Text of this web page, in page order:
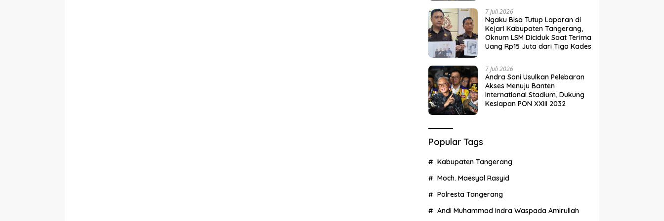
7 Juli 2026
Ngaku Bisa Tutup Laporan di
Kejari Kabupaten Tangerang,
Oknum LSM Diciduk Saat Terima
Uang Rp15 Juta dari Tiga Kades
7 Juli 2026
Andra Soni Usulkan Pelebaran
Akses Menuju Banten
International Stadium, Dukung
Kesiapan PON XXIII 2032
Popular Tags
Kabupaten Tangerang
Moch. Maesyal Rasyid
Polresta Tangerang
Andi Muhammad Indra Waspada Amirullah